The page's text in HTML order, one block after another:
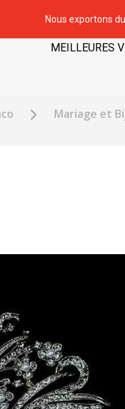
Nous exportons
MEILLEURES
Mariage et